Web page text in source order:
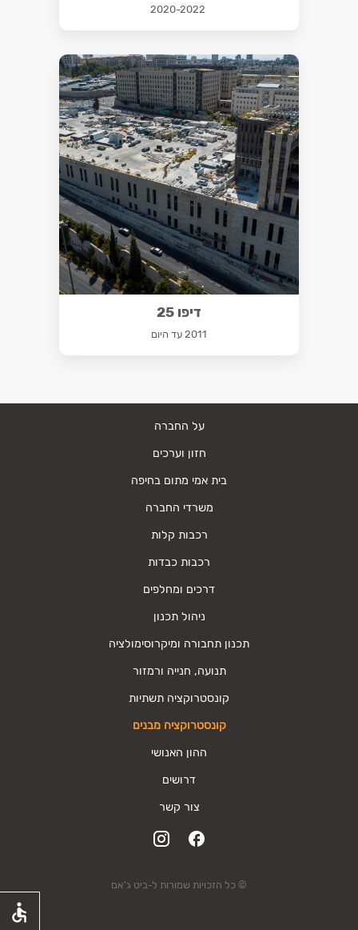
דיפו 25
2011 עד היום
על החברה
חזון וערכים
בית אמי מתום בחיפה
משרדי החברה
רכבות קלות
רכבות כבדות
דרכים ומחלפים
ניהול תכנון
תכנון תחבורה ומיקרוסימולציה
תנועה, חנייה ורמזור
קונסטרוקציה תשתיות
קונסטרוקציה מבנים
ההון האנושי
דרושים
צור קשר
© כל הזכויות שמורות ל-ביט ג'אם